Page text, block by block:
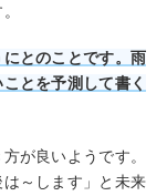
とのことです。雨
とを予測して書く
が良いようです。
は～します」と未来